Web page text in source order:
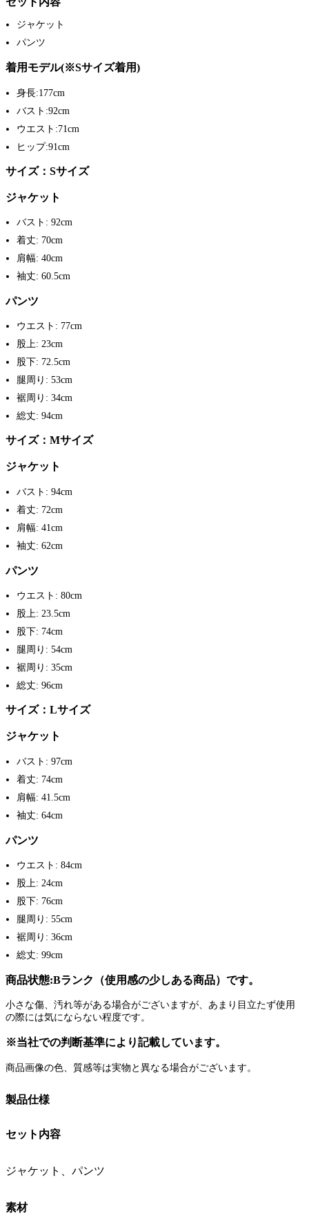
ジャケット
パンツ
着用モデル(※Sサイズ着用)
身長:177cm
バスト:92cm
ウエスト:71cm
ヒップ:91cm
サイズ：Sサイズ
ジャケット
バスト: 92cm
着丈: 70cm
肩幅: 40cm
袖丈: 60.5cm
パンツ
ウエスト: 77cm
股上: 23cm
股下: 72.5cm
腿周り: 53cm
裾周り: 34cm
総丈: 94cm
サイズ：Mサイズ
ジャケット
バスト: 94cm
着丈: 72cm
肩幅: 41cm
袖丈: 62cm
パンツ
ウエスト: 80cm
股上: 23.5cm
股下: 74cm
腿周り: 54cm
裾周り: 35cm
総丈: 96cm
サイズ：Lサイズ
ジャケット
バスト: 97cm
着丈: 74cm
肩幅: 41.5cm
袖丈: 64cm
パンツ
ウエスト: 84cm
股上: 24cm
股下: 76cm
腿周り: 55cm
裾周り: 36cm
総丈: 99cm
商品状態:Bランク（使用感の少しある商品）です。
小さな傷、汚れ等がある場合がございますが、あまり目立たず使用
の際には気にならない程度です。
※当社での判断基準により記載しています。
商品画像の色、質感等は実物と異なる場合がございます。
製品仕様
セット内容
ジャケット、パンツ
素材